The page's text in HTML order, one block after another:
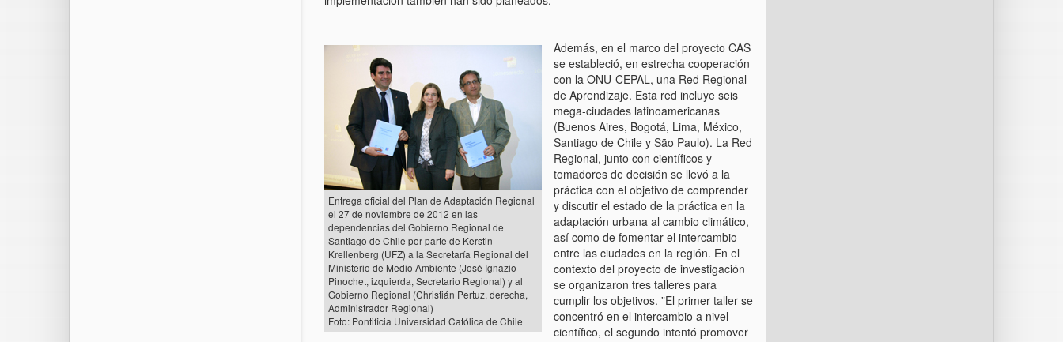
Entrega oficial del Plan de Adaptación Regional
el 27 de noviembre de 2012 en las
dependencias del Gobierno Regional de
Santiago de Chile por parte de Kerstin
Krellenberg (UFZ) a la Secretaría Regional del
Ministerio de Medio Ambiente (José Ignazio
Pinochet, izquierda, Secretario Regional) y al
Gobierno Regional (Christián Pertuz, derecha,
Administrador Regional)
Foto: Pontificia Universidad Católica de Chile
Además, en el marco del proyecto CAS
se estableció, en estrecha cooperación
con la ONU-CEPAL, una Red Regional
de Aprendizaje. Esta red incluye seis
mega-ciudades latinoamericanas
(Buenos Aires, Bogotá, Lima, México,
Santiago de Chile y São Paulo). La Red
Regional, junto con científicos y
tomadores de decisión se llevó a la
práctica con el objetivo de comprender
y discutir el estado de la práctica en la
adaptación urbana al cambio climático,
así como de fomentar el intercambio
entre las ciudades en la región. En el
contexto del proyecto de investigación
se organizaron tres talleres para
cumplir los objetivos. ”El primer taller se
concentró en el intercambio a nivel
científico, el segundo intentó promover